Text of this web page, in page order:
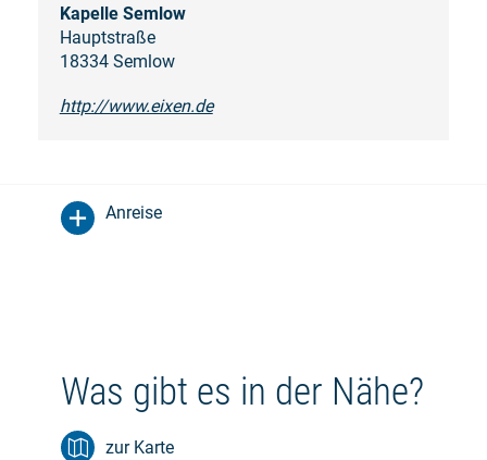
Kapelle Semlow
Hauptstraße
18334 Semlow
http://www.eixen.de
Anreise
Was gibt es in der Nähe?
zur Karte